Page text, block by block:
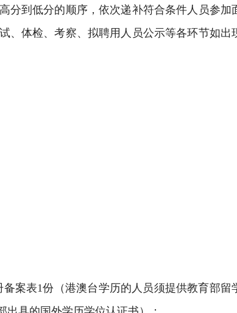
分到低分的顺序，依次递补符合条件人员参加
、体检、考察、拟聘用人员公示等各环节如出
备案表1份（港澳台学历的人员须提供教育部留